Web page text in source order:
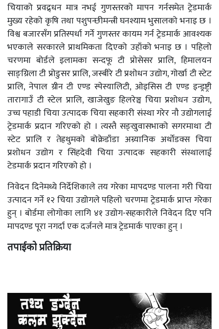
चियाको प्रवद्र्धन मात्र नभई गुणस्तरको मापन गर्नसमेत ट्रेडमार्क
मुख्य रहेको कृषि तथा पशुपन्छीमन्त्री घनश्याम भुसालको भनाइ छ ।
विश्व बजारसँग प्रतिस्पर्धा गर्ने गुणस्तर कायम गर्न ट्रेडमार्क आवश्यक
भएकाले सरकारले प्राथमिकता दिएको उहाँको भनाइ छ । पहिलो
चरणमा बोर्डले इलामका सन्दफू टी प्रोसेसर प्रालि, हिमालयन
साङ्ग्रिला टी प्रोडुसर प्रालि, जस्बीरे टी प्रशोधन उद्योग, गोर्खा टी स्टेट
प्रालि, नेपाल ग्रीन टी एण्ड स्पेस्यालिटी, ओइसिस टी एण्ड इन्ड्रष्ट्री
तारागाउँ टी स्टेल प्रालि, खाजेखुङ हिलरेञ्च चिया प्रशोधन उद्योग,
उच्च पहाडी चिया उत्पादक चिया सहकारी संस्था गरेर नौ उद्योगलाई
ट्रेडमार्क प्रदान गरिएको हो । त्यस्तै सङ्खुवासभाको सगरमाथा टी
स्टेट प्रालि र तेह्रथुमको बोक्रेडाँडा अग्र्यानिक अर्थोडक्स चिया
प्रशोधन उद्योग र सिंहदेवी चिया उत्पादक सहकारी संस्थालाई
टेडमार्क प्रदान गरिएको हो ।
निवेदन दिनेमध्ये निर्देशिकाले तय गरेका मापदण्ड पालना गरी चिया
उत्पादन गर्ने १२ चिया उद्योगले पहिलो चरणमा ट्रेडमार्क प्राप्त गरेका
हुन् । बोर्डमा लोगोका लागि ४१ उद्योग-सहकारीले निवेदन दिए पनि
मापदण्ड पूरा नगर्दा एक दर्जनले मात्र ट्रेडमार्क पाएका हुन् ।
तपाईको प्रतिक्रिया